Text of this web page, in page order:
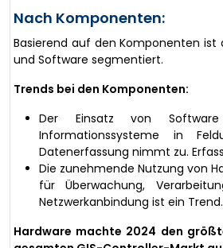
Nach Komponenten:
Basierend auf den Komponenten ist
und Software segmentiert.
Trends bei den Komponenten:
Der Einsatz von
Informationssysteme in
Datenerfassung nimmt zu.
Die zunehmende Nutzung von
für Überwachung,
Netzwerkanbindung ist ein Trend.
Hardware machte 2024 den